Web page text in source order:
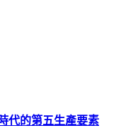
代的第五生產要素